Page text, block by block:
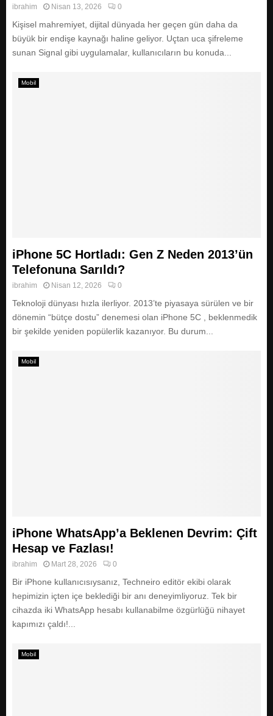
ibrahim Nisan 13, 2026 0
Kişisel mahremiyet, dijital dünyada her geçen gün daha da
büyük bir endişe kaynağı haline geliyor. Uçtan uca şifreleme
sunan Signal gibi uygulamalar, kullanıcıların bu konuda...
Mobil
iPhone 5C Hortladı: Gen Z Neden 2013’ün
Telefonuna Sarıldı?
ibrahim Nisan 12, 2026 0
Teknoloji dünyası hızla ilerliyor. 2013’te piyasaya sürülen ve bir
dönemin “bütçe dostu” denemesi olan iPhone 5C , beklenmedik
bir şekilde yeniden popülerlik kazanıyor. Bu durum...
Mobil
iPhone WhatsApp’a Beklenen Devrim: Çift
Hesap ve Fazlası!
ibrahim Mart 28, 2026 0
Bir iPhone kullanıcısıysanız, Techneiro editör ekibi olarak
hepimizin içten içe beklediği bir anı deneyimliyoruz. Tek bir
cihazda iki WhatsApp hesabı kullanabilme özgürlüğü nihayet
kapımızı çaldı!...
Mobil